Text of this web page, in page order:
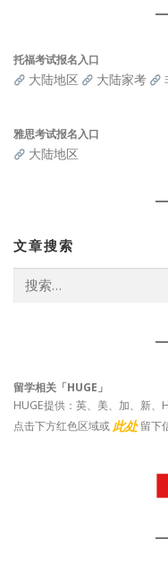
托福考试报名入口
大陆地区 大陆家考
雅思考试报名入口
大陆地区
文章搜索
索：
留学相关「HUGE」
HUGE提供：英、美、加、新
点击下方红色区域或 此处 留下